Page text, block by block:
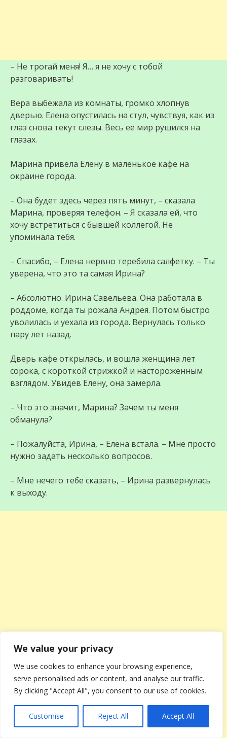
We value your privacy
We use cookies to enhance your browsing experience,
serve personalised ads or content, and analyse our traffic.
By clicking "Accept All", you consent to our use of cookies.
Customise Reject All Accept All
– Не трогай меня! Я… я не хочу с тобой
разговаривать!
Вера выбежала из комнаты, громко хлопнув
дверью. Елена опустилась на стул, чувствуя, как из
глаз снова текут слезы. Весь ее мир рушился на
глазах.
Марина привела Елену в маленькое кафе на
окраине города.
– Она будет здесь через пять минут, – сказала
Марина, проверяя телефон. – Я сказала ей, что
хочу встретиться с бывшей коллегой. Не
упоминала тебя.
– Спасибо, – Елена нервно теребила салфетку. – Ты
уверена, что это та самая Ирина?
– Абсолютно. Ирина Савельева. Она работала в
роддоме, когда ты рожала Андрея. Потом быстро
уволилась и уехала из города. Вернулась только
пару лет назад.
Дверь кафе открылась, и вошла женщина лет
сорока, с короткой стрижкой и настороженным
взглядом. Увидев Елену, она замерла.
– Что это значит, Марина? Зачем ты меня
обманула?
– Пожалуйста, Ирина, – Елена встала. – Мне просто
нужно задать несколько вопросов.
– Мне нечего тебе сказать, – Ирина развернулась
к выходу.